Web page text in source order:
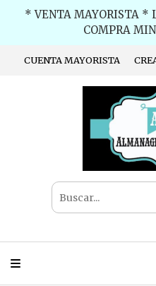
* VENTA MAYORISTA
COMPRA
CUENTA MAYORISTA